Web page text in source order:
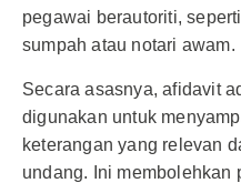
pegawai berautoriti,
sumpah atau notari awam.
Secara asasnya, afidavit
digunakan untuk
keterangan yang relevan
undang. Ini membolehkan